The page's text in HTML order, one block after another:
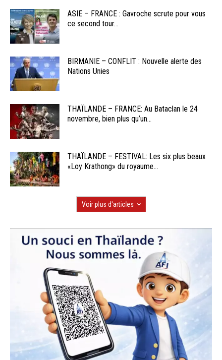
ASIE – FRANCE : Gavroche scrute pour vous
ce second tour...
BIRMANIE – CONFLIT : Nouvelle alerte des
Nations Unies
THAÏLANDE – FRANCE: Au Bataclan le 24
novembre, bien plus qu’un...
THAÏLANDE – FESTIVAL: Les six plus beaux
«Loy Krathong» du royaume...
Voir plus d'articles